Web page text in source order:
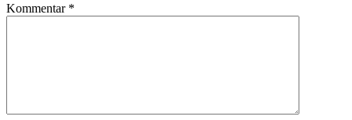
Kommentar *